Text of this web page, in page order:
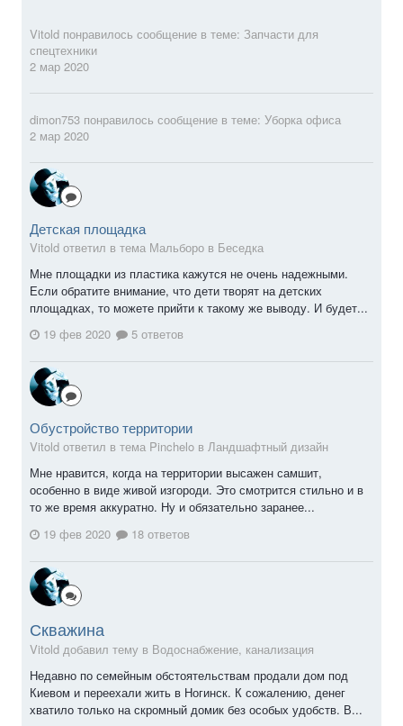
Vitold понравилось сообщение в теме: Запчасти для
спецтехники
2 мар 2020
dimon753 понравилось сообщение в теме: Уборка офиса
2 мар 2020
Детская площадка
Vitold ответил в тема Мальборо в Беседка
Мне площадки из пластика кажутся не очень надежными.
Если обратите внимание, что дети творят на детских
площадках, то можете прийти к такому же выводу. И будет...
19 фев 2020
5 ответов
Обустройство территории
Vitold ответил в тема Pinchelo в Ландшафтный дизайн
Мне нравится, когда на территории высажен самшит,
особенно в виде живой изгороди. Это смотрится стильно и в
то же время аккуратно. Ну и обязательно заранее...
19 фев 2020
18 ответов
Скважина
Vitold добавил тему в Водоснабжение, канализация
Недавно по семейным обстоятельствам продали дом под
Киевом и переехали жить в Ногинск. К сожалению, денег
хватило только на скромный домик без особых удобств. В...